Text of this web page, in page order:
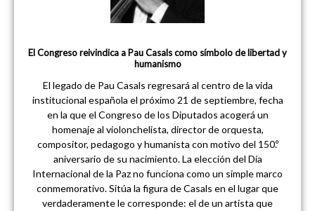
El Congreso reivindica a Pau Casals como símbolo de libertad y
humanismo
El legado de Pau Casals regresará al centro de la vida
institucional española el próximo 21 de septiembre, fecha
en la que el Congreso de los Diputados acogerá un
homenaje al violonchelista, director de orquesta,
compositor, pedagogo y humanista con motivo del 150.º
aniversario de su nacimiento. La elección del Día
Internacional de la Paz no funciona como un simple marco
conmemorativo. Sitúa la figura de Casals en el lugar que
verdaderamente le corresponde: el de un artista que